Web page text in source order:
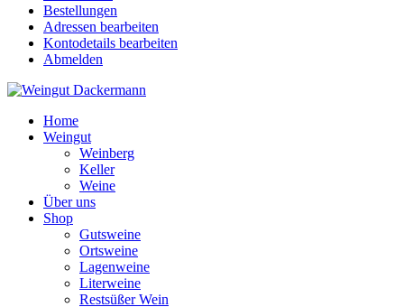
Bestellungen
Adressen bearbeiten
Kontodetails bearbeiten
Abmelden
Home
Weingut
Weinberg
Keller
Weine
Über uns
Shop
Gutsweine
Ortsweine
Lagenweine
Literweine
Restsüßer Wein